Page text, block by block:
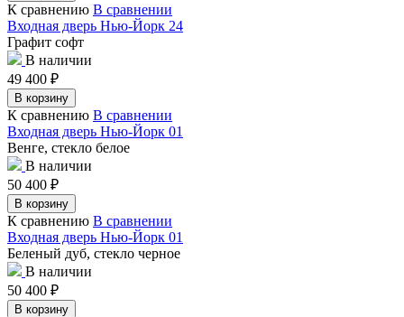
К сравнению В сравнении
Входная дверь Нью-Йорк 24
Графит софт
В наличии
49 400 ₽
В корзину
К сравнению В сравнении
Входная дверь Нью-Йорк 01
Венге, стекло белое
В наличии
50 400 ₽
В корзину
К сравнению В сравнении
Входная дверь Нью-Йорк 01
Беленый дуб, стекло черное
В наличии
50 400 ₽
В корзину